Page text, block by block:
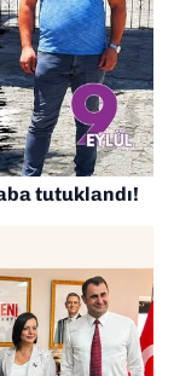
tutuklandı!